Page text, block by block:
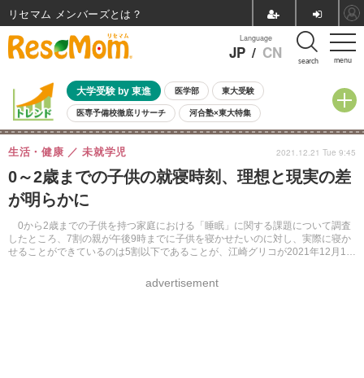
menu
Language
JP / CN search
大学受験 by 東進 医学部 東大受験
医専予備校徹底リサーチ 河合塾×東大特集
親子で考える大学選び 高校受験 中学受験 小学校受験
共通テスト 夏休み
8月開催イベント・WS 全国公立高校 過去問 人気記事
自由研究教材（小学生向け）
0～2歳までの子供の就寝時刻、理想と現実の差
が明らかに
0から2歳までの子供を持つ家庭における「睡眠」に関する課題について調査
したところ、7割の親が午後9時までに子供を寝かせたいのに対し、実際に寝か
せることができているのは5割以下であることが、江崎グリコが2021年12月13
生活・健康 未就学児
advertisement
2021.12.21 Tue 9:45
リセマム メンバーズ